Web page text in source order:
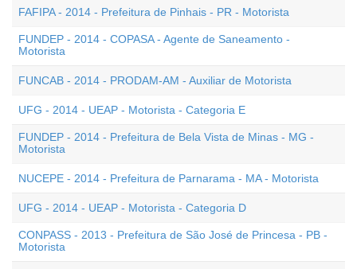
FAFIPA - 2014 - Prefeitura de Pinhais - PR - Motorista
FUNDEP - 2014 - COPASA - Agente de Saneamento -
Motorista
FUNCAB - 2014 - PRODAM-AM - Auxiliar de Motorista
UFG - 2014 - UEAP - Motorista - Categoria E
FUNDEP - 2014 - Prefeitura de Bela Vista de Minas - MG -
Motorista
NUCEPE - 2014 - Prefeitura de Parnarama - MA - Motorista
UFG - 2014 - UEAP - Motorista - Categoria D
CONPASS - 2013 - Prefeitura de São José de Princesa - PB -
Motorista